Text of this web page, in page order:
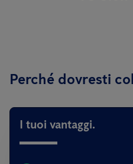
Perché dovresti
I tuoi vantaggi.